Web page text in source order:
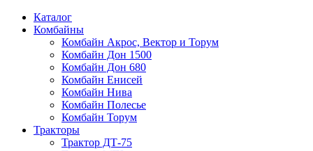
Каталог
Комбайны
Комбайн Акрос, Вектор и Торум
Комбайн Дон 1500
Комбайн Дон 680
Комбайн Енисей
Комбайн Нива
Комбайн Полесье
Комбайн Торум
Тракторы
Трактор ДТ-75